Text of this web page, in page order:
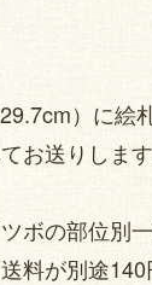
）に絵
お送りします
ボの部位別
料が別途